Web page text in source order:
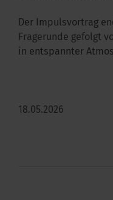
Der Impulsvortrag
Fragerunde gefolgt
in entspannter
18.05.2026